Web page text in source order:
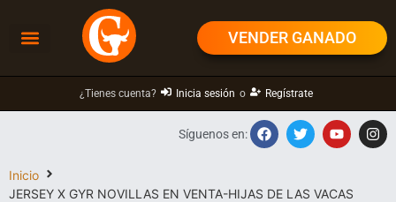
VENDER GANADO
¿Tienes cuenta? Inicia sesión o Regístrate
Inicio
JERSEY X GYR NOVILLAS EN VENTA-HIJAS DE LAS VACAS
Síguenos en: